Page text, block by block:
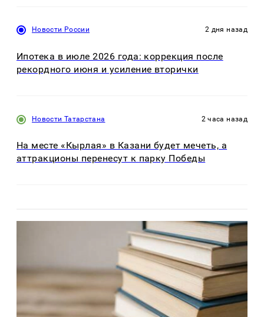
Новости России 2 дня назад
Ипотека в июле 2026 года: коррекция после
рекордного июня и усиление вторички
Новости Татарстана 2 часа назад
На месте «Кырлая» в Казани будет мечеть, а
аттракционы перенесут к парку Победы